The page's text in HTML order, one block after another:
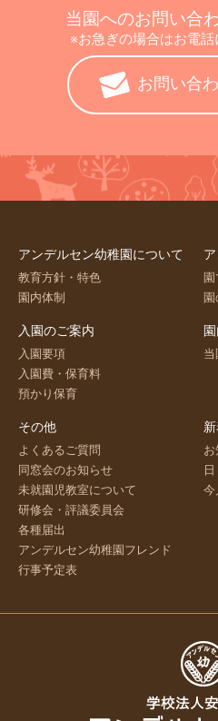
当園へのお問い合
※お急ぎの場合はお電話
お問い合
アンデルセン幼稚園について
教育方針・特色
園内体制
入園のご案内
入園要項
入園費・保育料
預かり保育
その他
よくあるご質問
同窓会のお知らせ
未就園児教室について
研修会・評議委員会
各種届出
アンデルセン幼稚園フレンド
行事予定表
今